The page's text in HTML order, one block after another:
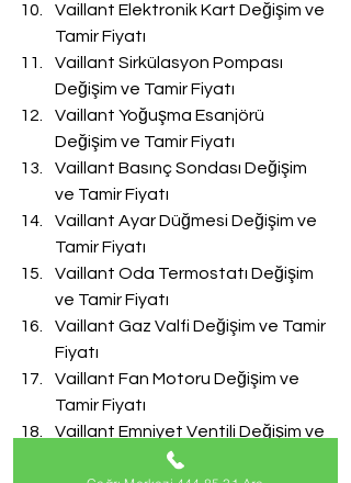
Vaillant Elektronik Kart Değişim ve
Tamir Fiyatı
Vaillant Sirkülasyon Pompası
Değişim ve Tamir Fiyatı
Vaillant Yoğuşma Esanjörü
Değişim ve Tamir Fiyatı
Vaillant Basınç Sondası Değişim
ve Tamir Fiyatı
Vaillant Ayar Düğmesi Değişim ve
Tamir Fiyatı
Vaillant Oda Termostatı Değişim
ve Tamir Fiyatı
Vaillant Gaz Valfi Değişim ve Tamir
Fiyatı
Vaillant Fan Motoru Değişim ve
Tamir Fiyatı
Vaillant Emniyet Ventili Değişim ve